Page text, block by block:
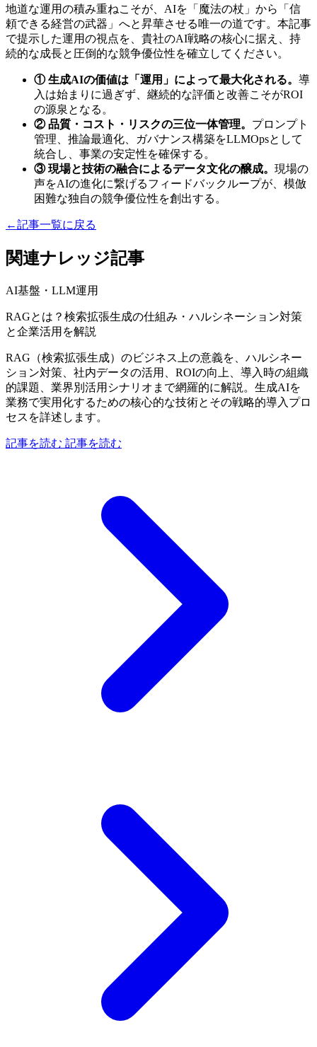
地道な運用の積み重ねこそが、AIを「魔法の杖」から「信
頼できる経営の武器」へと昇華させる唯一の道です。本記事
で提示した運用の視点を、貴社のAI戦略の核心に据え、持
続的な成長と圧倒的な競争優位性を確立してください。
① 生成AIの価値は「運用」によって最大化される。 導
入は始まりに過ぎず、継続的な評価と改善こそがROI
の源泉となる。
② 品質・コスト・リスクの三位一体管理。 プロンプト
管理、推論最適化、ガバナンス構築をLLMOpsとして
統合し、事業の安定性を確保する。
③ 現場と技術の融合によるデータ文化の醸成。 現場の
声をAIの進化に繋げるフィードバックループが、模倣
困難な独自の競争優位性を創出する。
←記事一覧に戻る
関連ナレッジ記事
AI基盤・LLM運用
RAGとは？検索拡張生成の仕組み・ハルシネーション対策
と企業活用を解説
RAG（検索拡張生成）のビジネス上の意義を、ハルシネー
ション対策、社内データの活用、ROIの向上、導入時の組織
的課題、業界別活用シナリオまで網羅的に解説。生成AIを
業務で実用化するための核心的な技術とその戦略的導入プロ
セスを詳述します。
記事を読む 記事を読む